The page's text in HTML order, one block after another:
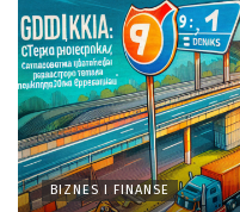
BIZNES I FINANSE